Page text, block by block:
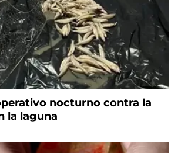
nocturno contra la
la laguna